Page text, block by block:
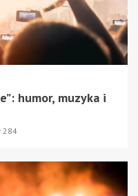
humor, muzyka i
284